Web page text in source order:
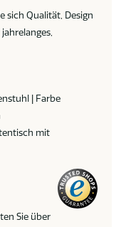
sich Qualität, Design
| Farbe
mit
Sie über